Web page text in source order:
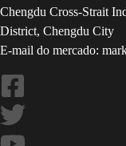
Chengdu Cross-Strait
District, Chengdu City
E-mail do mercado: